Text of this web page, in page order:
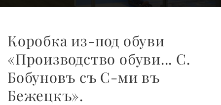
Коробка из-под обуви
«Производство обуви... С.
Бобуновъ съ С-ми въ
Бежецкъ».